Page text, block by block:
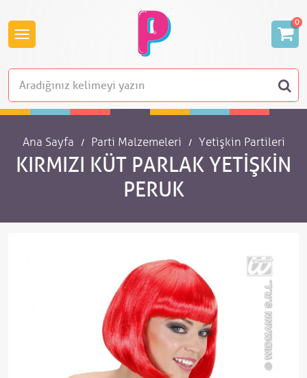
0
Ana Sayfa Parti Malzemeleri Yetişkin Partileri
KIRMIZI KÜT PARLAK YETIŞKIN
PERUK